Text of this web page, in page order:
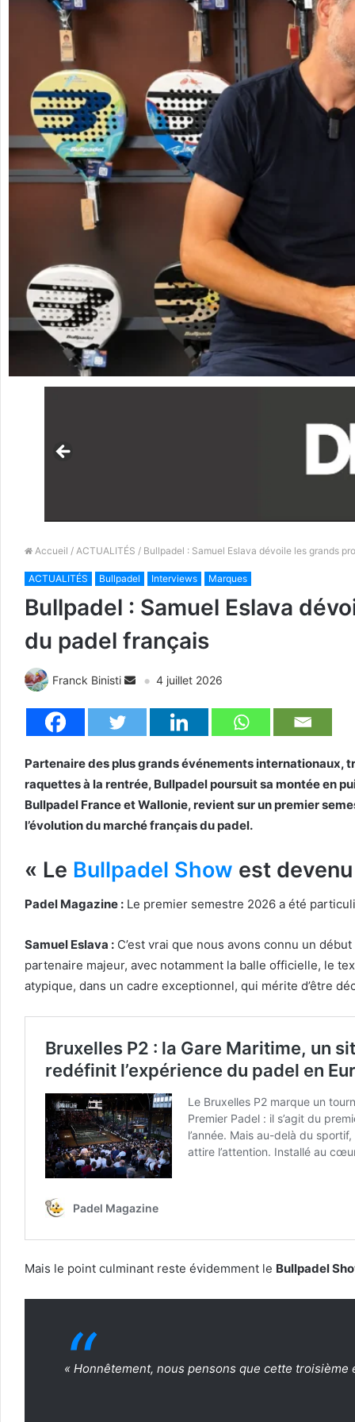
Accueil / ACTUALITÉS / Bullpadel : Samuel Eslava dévoile les grands
ACTUALITÉS Bullpadel Interviews Marques
Bullpadel : Samuel Eslava
du padel français
Franck Binisti 4 juillet 2026
Partenaire des plus grands événements internationaux,
raquettes à la rentrée, Bullpadel poursuit sa montée en
Bullpadel France et Wallonie, revient sur un premier
l’évolution du marché français du padel.
« Le Bullpadel Show est
Padel Magazine : Le premier semestre 2026 a été
Samuel Eslava : C’est vrai que nous avons connu un
partenaire majeur, avec notamment la balle officielle, le
atypique, dans un cadre exceptionnel, qui mérite d’être
Mais le point culminant reste évidemment le Bullpadel
« Honnêtement, nous pensons que cette